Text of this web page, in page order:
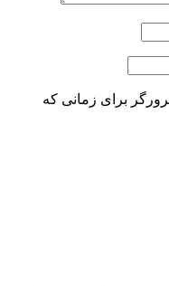
برای زمانی که